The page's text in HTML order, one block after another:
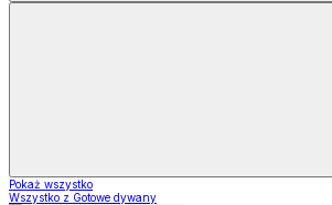
Pokaż wszystko
Wszystko z Gotowe dywany